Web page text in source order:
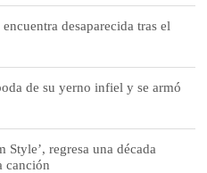
desaparecida tras el
de su yerno infiel y se armó
Style’, regresa una década
canción